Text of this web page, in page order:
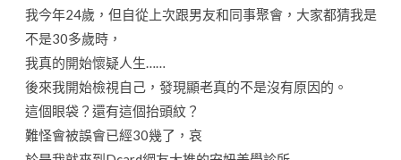
我今年24歲，但自從上次跟男友和同事聚會，大家都猜我是
不是30多歲時，
我真的開始懷疑人生……
後來我開始檢視自己，發現顯老真的不是沒有原因的。
這個眼袋？還有這個抬頭紋？
難怪會被誤會已經30幾了，哀